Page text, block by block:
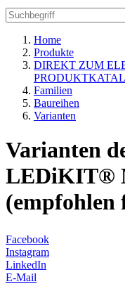
Home
Produkte
DIREKT ZUM
Familien
Baureihen
Varianten
Varianten
LEDiKIT®
Facebook
Instagram
LinkedIn
E-Mail